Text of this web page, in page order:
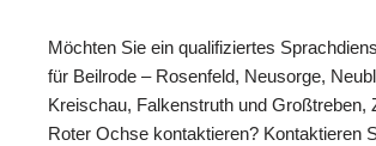
Möchten Sie ein qualifiziertes
für Beilrode – Rosenfeld, Neusorge,
Kreischau, Falkenstruth und Großtreben,
Roter Ochse kontaktieren? Kontaktieren